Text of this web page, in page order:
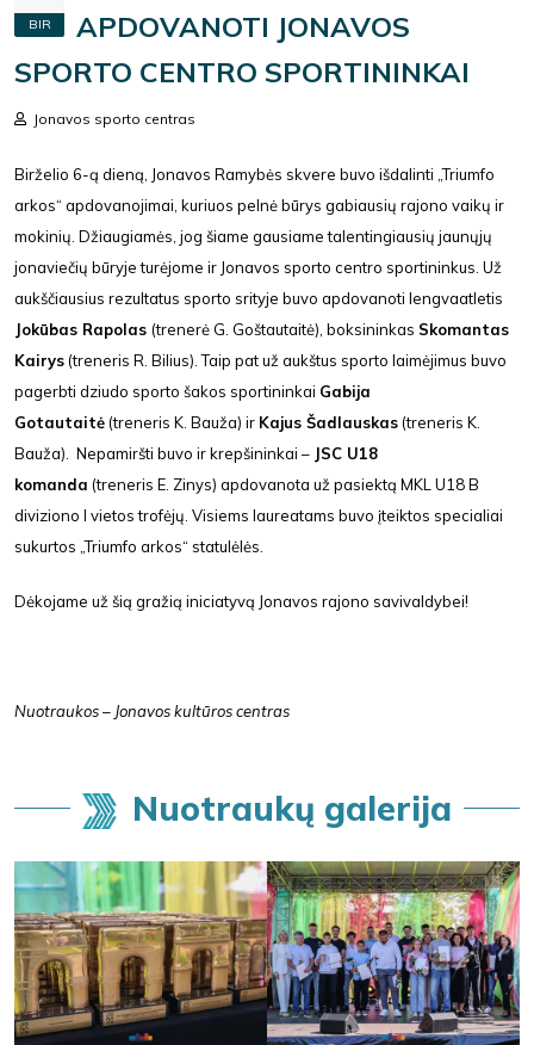
BIR
APDOVANOTI JONAVOS
SPORTO CENTRO SPORTININKAI
Jonavos sporto centras
Birželio 6-ą dieną, Jonavos Ramybės skvere buvo išdalinti „Triumfo
arkos“ apdovanojimai, kuriuos pelnė būrys gabiausių rajono vaikų ir
mokinių. Džiaugiamės, jog šiame gausiame talentingiausių jaunųjų
jonaviečių būryje turėjome ir Jonavos sporto centro sportininkus. Už
aukščiausius rezultatus sporto srityje buvo apdovanoti lengvaatletis
Jokūbas Rapolas (trenerė G. Goštautaitė), boksininkas Skomantas
Kairys (treneris R. Bilius). Taip pat už aukštus sporto laimėjimus buvo
pagerbti dziudo sporto šakos sportininkai Gabija
Gotautaitė (treneris K. Bauža) ir Kajus Šadlauskas (treneris K.
Bauža). Nepamiršti buvo ir krepšininkai – JSC U18
komanda (treneris E. Zinys) apdovanota už pasiektą MKL U18 B
diviziono I vietos trofėjų. Visiems laureatams buvo įteiktos specialiai
sukurtos „Triumfo arkos“ statulėlės.
Dėkojame už šią gražią iniciatyvą Jonavos rajono savivaldybei!
Nuotraukos – Jonavos kultūros centras
Nuotraukų galerija